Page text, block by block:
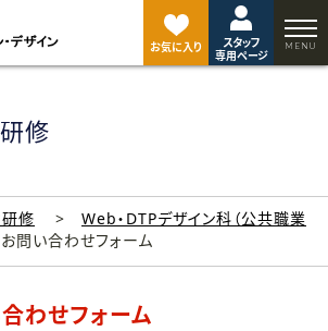
お気に入り
スタッフ
専用ページ
修
修
Web・DTPデザイン科（公共職業
お問い合わせフォーム
わせフォーム